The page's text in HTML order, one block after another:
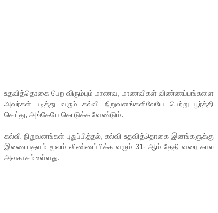
உதவித்தொகை பெற விரும்பும் மாணவ, மாணவிகள் விண்ணப்பங்களை
அவர்கள் படித்து வரும் கல்வி நிறுவனங்களிலேயே பெற்று பூர்த்தி
செய்து, அங்கேயே கொடுக்க வேண்டும்.
கல்வி நிறுவனங்கள் புதுப்பித்தல், கல்வி உதவித்தொகை இனங்களுக்கு
இணையதளம் மூலம் விண்ணப்பிக்க வரும் 31- ஆம் தேதி வரை கால
அவகாசம் உள்ளது.